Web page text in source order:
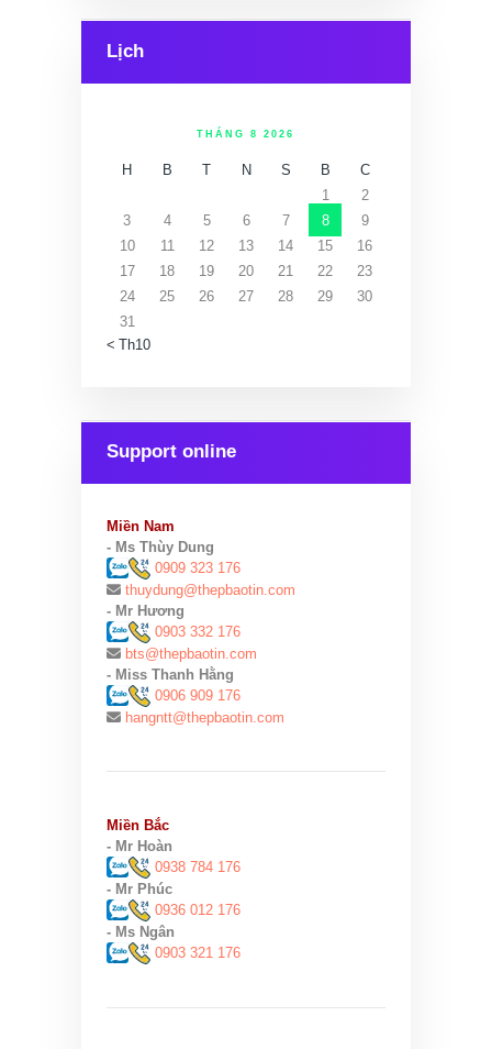
Lịch
THÁNG 8 2026
H B T N S B
C
1
2
3
4 5 6 7 8
9
10
11 12 13 14 15
16
17
18 19 20 21 22
23
24
25 26 27 28 29
30
31
« Th10
Support online
Miền Nam
- Ms Thùy Dung
0909 323 176
thuydung@thepbaotin.com
- Mr Hương
0903 332 176
bts@thepbaotin.com
- Miss Thanh Hằng
0906 909 176
hangntt@thepbaotin.com
Miền Bắc
- Mr Hoàn
0938 784 176
- Mr Phúc
0936 012 176
- Ms Ngân
0903 321 176